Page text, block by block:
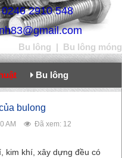
2910 548
Bu lông | Bu lông móng
Bu lông
bulong
AM
Đã xem: 12
kim khí, xây dựng đều có